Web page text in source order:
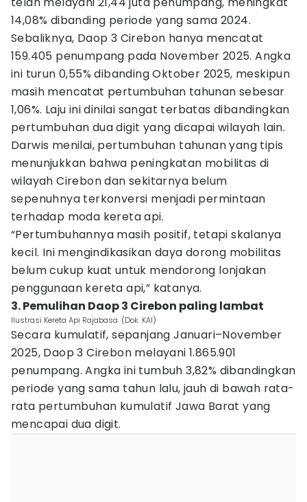
14,08% dibanding periode yang sama 2024.
Sebaliknya, Daop 3 Cirebon hanya mencatat
159.405 penumpang pada November 2025. Angka
ini turun 0,55% dibanding Oktober 2025, meskipun
masih mencatat pertumbuhan tahunan sebesar
1,06%. Laju ini dinilai sangat terbatas dibandingkan
pertumbuhan dua digit yang dicapai wilayah lain.
Darwis menilai, pertumbuhan tahunan yang tipis
menunjukkan bahwa peningkatan mobilitas di
wilayah Cirebon dan sekitarnya belum
sepenuhnya terkonversi menjadi permintaan
terhadap moda kereta api.
“Pertumbuhannya masih positif, tetapi skalanya
kecil. Ini mengindikasikan daya dorong mobilitas
belum cukup kuat untuk mendorong lonjakan
penggunaan kereta api,” katanya.
3. Pemulihan Daop 3 Cirebon paling lambat
Ilustrasi Kereta Api Rajabasa. (Dok. KAI)
Secara kumulatif, sepanjang Januari–November
2025, Daop 3 Cirebon melayani 1.865.901
penumpang. Angka ini tumbuh 3,82% dibandingkan
periode yang sama tahun lalu, jauh di bawah rata-
rata pertumbuhan kumulatif Jawa Barat yang
mencapai dua digit.